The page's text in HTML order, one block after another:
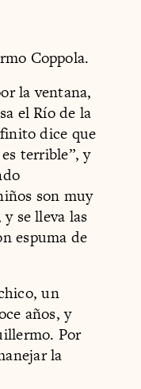
Coppola.
la ventana,
el Río de la
dice que
terrible”, y
son muy
se lleva las
espuma de
un
años, y
Por
la